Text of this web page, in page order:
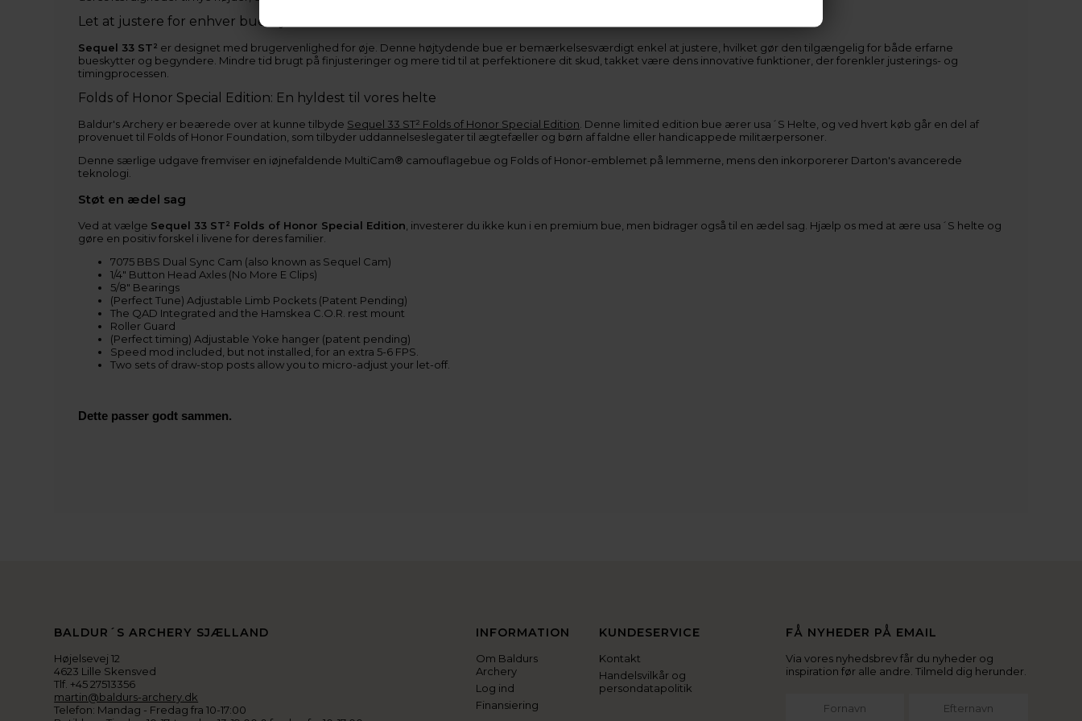
Let at justere for enhver bueskytte
Sequel 33 ST² er designet med brugervenlighed for øje. Denne højtydende bue er bemærkelsesværdigt enkel at justere, hvilket gør den tilgængelig for både erfarne
bueskytter og begyndere. Mindre tid brugt på finjusteringer og mere tid til at perfektionere dit skud, takket være dens innovative funktioner, der forenkler justerings- og
timingprocessen.
Folds of Honor Special Edition: En hyldest til vores helte
Baldur's Archery er beærede over at kunne tilbyde Sequel 33 ST² Folds of Honor Special Edition . Denne limited edition bue ærer usa´S Helte, og ved hvert køb går en del af
provenuet til Folds of Honor Foundation, som tilbyder uddannelseslegater til ægtefæller og børn af faldne eller handicappede militærpersoner.
Denne særlige udgave fremviser en iøjnefaldende MultiCam® camouflagebue og Folds of Honor-emblemet på lemmerne, mens den inkorporerer Darton's avancerede
teknologi.
Støt en ædel sag
Ved at vælge Sequel 33 ST² Folds of Honor Special Edition, investerer du ikke kun i en premium bue, men bidrager også til en ædel sag. Hjælp os med at ære usa´S helte og
gøre en positiv forskel i livene for deres familier.
7075 BBS Dual Sync Cam (also known as Sequel Cam)
1/4" Button Head Axles (No More E Clips)
5/8" Bearings
(Perfect Tune) Adjustable Limb Pockets (Patent Pending)
The QAD Integrated and the Hamskea C.O.R. rest mount
Roller Guard
(Perfect timing) Adjustable Yoke hanger (patent pending)
Speed mod included, but not installed, for an extra 5-6 FPS.
Two sets of draw-stop posts allow you to micro-adjust your let-off.
Dette passer godt sammen.
BALDUR´S ARCHERY SJÆLLAND
Højelsevej 12
4623 Lille Skensved
Tlf. +45 27513356
martin@baldurs-archery.dk
Telefon: Mandag - Fredag fra 10-17:00
INFORMATION
Om Baldurs
Archery
Log ind
Finansiering
KUNDESERVICE
Kontakt
Handelsvilkår og
persondatapolitik
FÅ NYHEDER PÅ EMAIL
Via vores nyhedsbrev får du nyheder og
inspiration før alle andre. Tilmeld dig herunder.